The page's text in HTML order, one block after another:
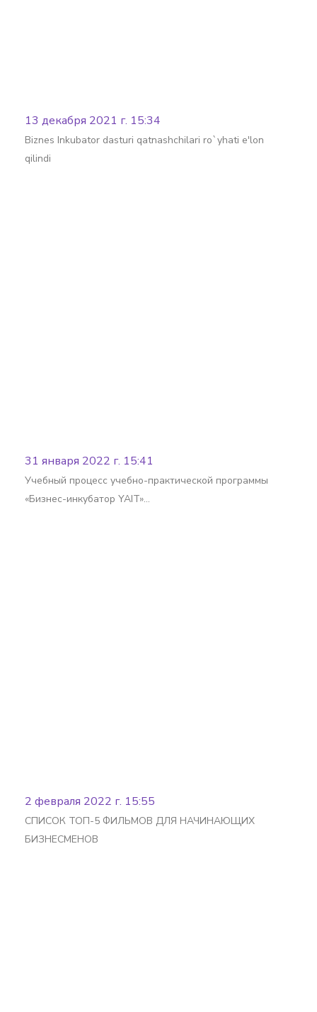
13 декабря 2021 г. 15:34
Biznes Inkubator dasturi qatnashchilari ro`yhati e'lon
qilindi
31 января 2022 г. 15:41
Учебный процесс учебно-практической программы
«Бизнес-инкубатор YAIT»…
2 февраля 2022 г. 15:55
СПИСОК ТОП-5 ФИЛЬМОВ ДЛЯ НАЧИНАЮЩИХ
БИЗНЕСМЕНОВ